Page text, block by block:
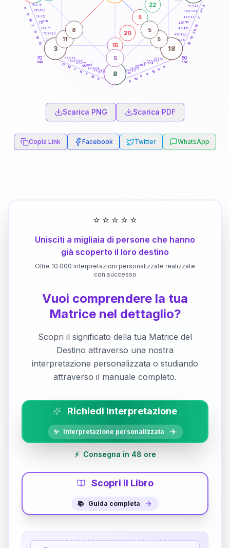
50
anni
60
70
anni
41-42,5
42,5-43,5
43,5-44
46-47,5
47,5-48,5
48,5-49
51-52,5
52,5-53,5
53,5-54
56-57,5
57,5-58,5
58,5-59
61-62,5
62,5-63,5
63,5-64
66-67,5
67,5-68,5
68,5-69
71-72,5
72,5-73,5
73,5-74
76-77,5
77,5-78,5
78,5-79 3
20
3
10
20
10
10
8
8
16
8
6
16
6
9
19
3
11
7
14
17
13
10
17
7
18
11
6
8
3 18
15
20
5
22
5
11
8
5
5
45anni
55anni
65anni
75anni
Scarica PNG Scarica PDF
Copia Link Facebook Twitter WhatsApp
⭐ ⭐ ⭐ ⭐ ⭐
Unisciti a migliaia di persone che hanno
già scoperto il loro destino
Oltre 10.000 interpretazioni personalizzate realizzate
con successo
Vuoi comprendere la tua
Matrice nel dettaglio?
Scopri il significato della tua Matrice del
Destino attraverso una nostra
interpretazione personalizzata o studiando
attraverso il manuale completo.
Richiedi Interpretazione
✨ Interpretazione personalizzata
⚡ Consegna in 48 ore
Scopri il Libro
📚 Guida completa